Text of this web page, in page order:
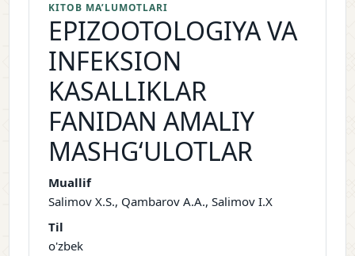
KITOB MA’LUMOTLARI
EPIZOOTOLOGIYA VA
INFEKSION
KASALLIKLAR
FANIDAN AMALIY
MASHG‘ULOTLAR
Muallif
Salimov X.S., Qambarov A.A., Salimov I.X
Til
o'zbek